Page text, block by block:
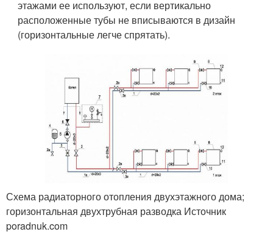
этажами ее используют, если вертикально
расположенные тубы не вписываются в дизайн
(горизонтальные легче спрятать).
Схема радиаторного отопления двухэтажного дома;
горизонтальная двухтрубная разводка Источник
poradnuk.com